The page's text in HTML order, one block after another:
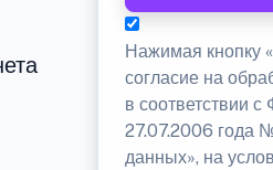
Нажимая кнопку
согласие на
в соответствии
27.07.2006 года
данных», на